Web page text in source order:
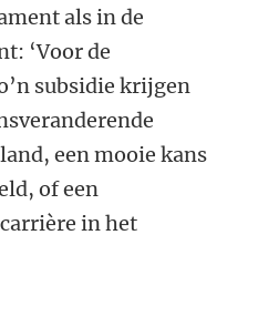
als in de
‘Voor de
subsidie krijgen
een mooie kans
of een
in het